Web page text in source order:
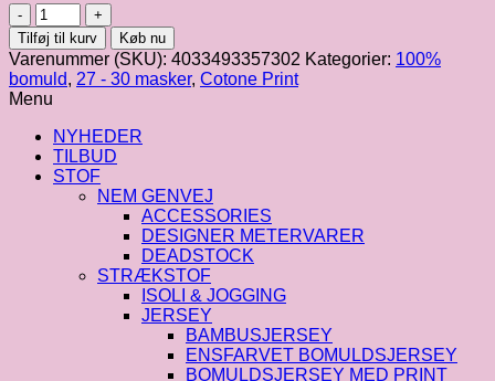
Cotone
Print
|
Merceriseret
bomuld
fv.
356
antal
Tilføj til kurv Køb nu
Varenummer (SKU): 4033493357302 Kategorier: 100%
bomuld, 27 - 30 masker, Cotone Print
Menu
NYHEDER
TILBUD
STOF
NEM GENVEJ
ACCESSORIES
DESIGNER METERVARER
DEADSTOCK
STRÆKSTOF
ISOLI & JOGGING
JERSEY
BAMBUSJERSEY
ENSFARVET BOMULDSJERSEY
BOMULDSJERSEY MED PRINT